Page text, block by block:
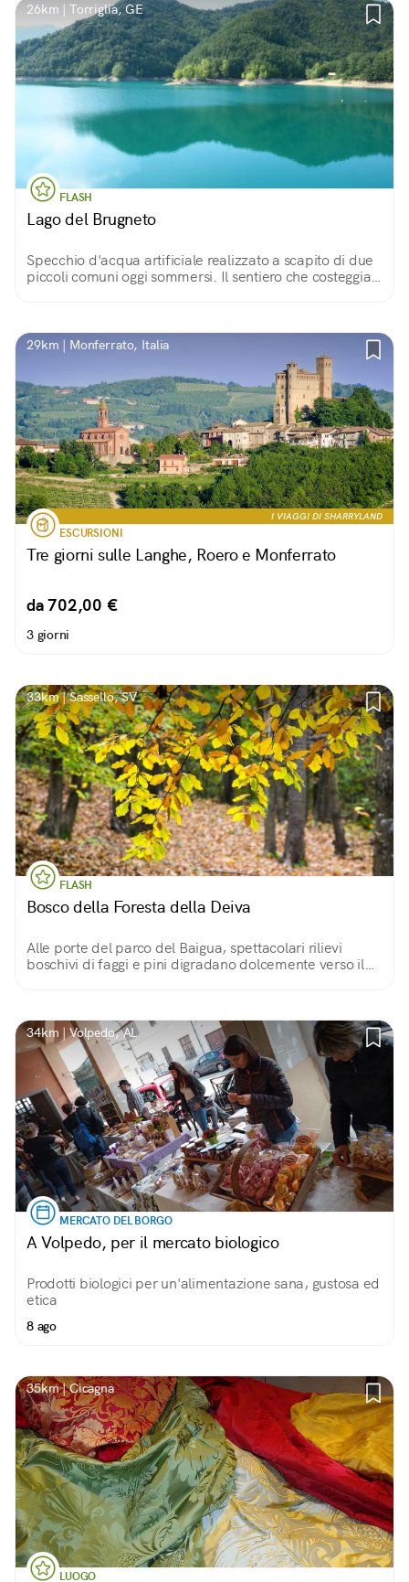
26km | Torriglia, GE
FLASH
Lago del Brugneto
Specchio d'acqua artificiale realizzato a scapito di due
piccoli comuni oggi sommersi. Il sentiero che costeggia
29km | Monferrato, Italia
I VIAGGI DI SHARRYLAND
ESCURSIONI
Tre giorni sulle Langhe, Roero e Monferrato
da 702,00 €
3 giorni
33km | Sassello, SV
FLASH
Bosco della Foresta della Deiva
Alle porte del parco del Baigua, spettacolari rilievi
boschivi di faggi e pini digradano dolcemente verso il
34km | Volpedo, AL
MERCATO DEL BORGO
A Volpedo, per il mercato biologico
Prodotti biologici per un'alimentazione sana, gustosa ed
etica
8 ago
35km | Cicagna
LUOGO